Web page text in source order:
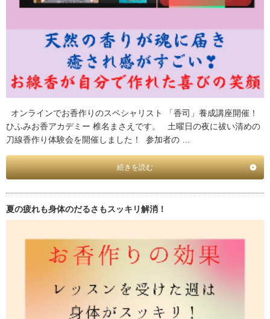
オンラインでお香作りのスペシャリスト 「香司」養成講座開催！
ひふみお香アカデミー 椎名まさえです。 土曜日の夜に祓い清めの
刀線香作り体験会を開催しました！ 参加者の …
続きを読む
夏の疲れも身体のだるさもスッキリ解消！